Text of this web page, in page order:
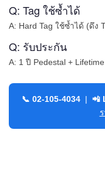
Q: Tag ใช้ซ้ำได้
A: Hard Tag ใช้ซ้ำได้ (ดึง
Q: รับประกัน
A: 1 ปี Pedestal +
📞 02-105-4034| 📲